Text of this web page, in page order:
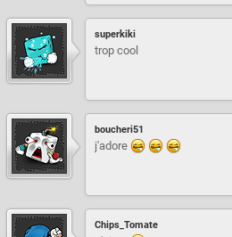
superkiki
trop cool
boucheri51
j'adore
Chips_Tomate